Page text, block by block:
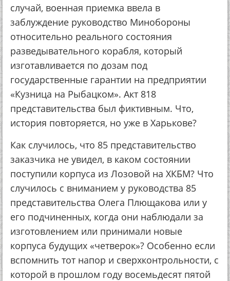
случай, военная приемка ввела в
заблуждение руководство Минобороны
относительно реального состояния
разведывательного корабля, который
изготавливается по дозам под
государственные гарантии на предприятии
«Кузница на Рыбацком». Акт 818
представительства был фиктивным. Что,
история повторяется, но уже в Харькове?
Как случилось, что 85 представительство
заказчика не увидел, в каком состоянии
поступили корпуса из Лозовой на ХКБМ? Что
случилось с вниманием у руководства 85
представительства Олега Плющакова или у
его подчиненных, когда они наблюдали за
изготовлением или принимали новые
корпуса будущих «четверок»? Особенно если
вспомнить тот напор и сверхконтрольности, с
которой в прошлом году восемьдесят пятой